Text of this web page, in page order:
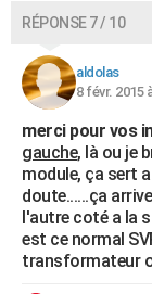
RÉPONSE 7 / 10
aldolas
8 févr. 2015
merci pour vos
gauche, là ou je
module, ça sert
doute......ça
l'autre coté a la
est ce normal
transformateur